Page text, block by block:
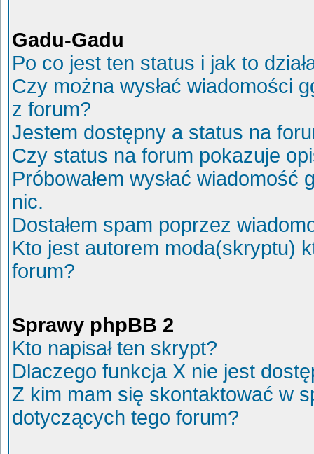
Gadu-Gadu
Po co jest ten status i jak to
Czy można wysłać wiadomości
z forum?
Jestem dostępny a status na
Czy status na forum pokazuje
Próbowałem wysłać
nic.
Dostałem spam poprzez
Kto jest autorem moda(skryptu)
forum?
Sprawy phpBB 2
Kto napisał ten skrypt?
Dlaczego funkcja X nie jest
Z kim mam się skontaktować w
dotyczących tego forum?